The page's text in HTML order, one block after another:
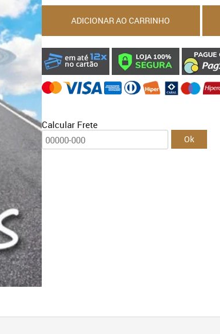
Demais
ADICIONAR AO CARRINHO
Calcular Frete
Ok